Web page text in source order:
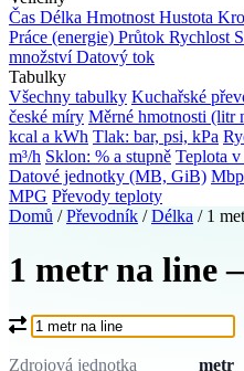
Čas Délka Hmotnost Hustota
Práce (energie) Průtok Rychlost
množstvíDatový tok
Tabulky
Všechny tabulky Kuchařské
české míry Měrné hmotnosti (litr
kcal a kWh Tlak: bar, psi, kPa
m³/h Sklon: % a stupně Teplota
Datové jednotky (MB, GiB)
MPG Převody teploty
Domů / Převodník / Délka / 1
1 metr na line
Co chcete převést?
Zdrojová jednotka
metr